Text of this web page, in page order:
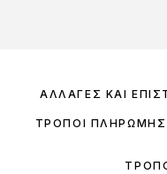
ΑΛΛΑΓΈΣ ΚΑΙ
ΤΡΌΠΟΙ ΠΛΗΡΩΜΉΣ